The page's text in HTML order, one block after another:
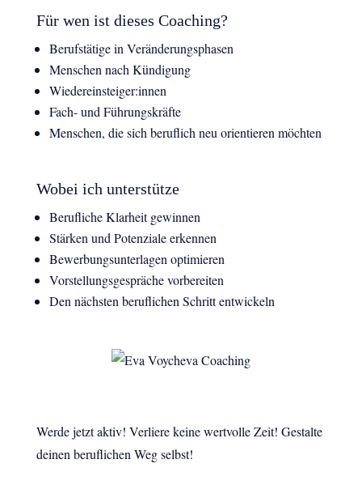
Für wen ist dieses Coaching?
Berufstätige in Veränderungsphasen
Menschen nach Kündigung
Wiedereinsteiger:innen
Fach- und Führungskräfte
Menschen, die sich beruflich neu orientieren möchten
Wobei ich unterstütze
Berufliche Klarheit gewinnen
Stärken und Potenziale erkennen
Bewerbungsunterlagen optimieren
Vorstellungsgespräche vorbereiten
Den nächsten beruflichen Schritt entwickeln
Werde jetzt aktiv! Verliere keine wertvolle Zeit! Gestalte
deinen beruflichen Weg selbst!